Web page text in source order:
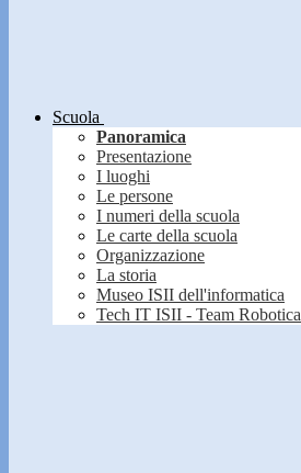
Scuola
Panoramica
Presentazione
I luoghi
Le persone
I numeri della scuola
Le carte della scuola
Organizzazione
La storia
Museo ISII dell'informatica
Tech IT ISII - Team Robotica